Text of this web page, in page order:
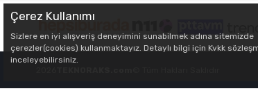
Çerez Kullanımı
Sizlere en iyi alışveriş deneyimini sunabilmek adına sitemizde
çerezler(cookies) kullanmaktayız. Detaylı bilgi için Kvkk
inceleyebilirsiniz.